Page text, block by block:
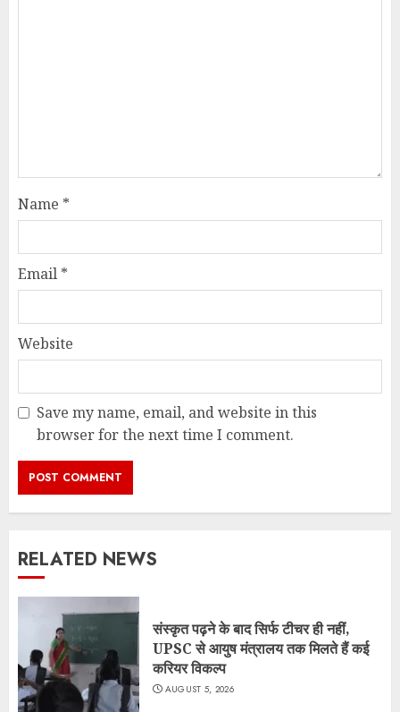
Name *
Email *
Website
Save my name, email, and website in this
browser for the next time I comment.
RELATED NEWS
संस्कृत पढ़ने के बाद सिर्फ टीचर ही नहीं,
UPSC से आयुष मंत्रालय तक मिलते हैं कई
करियर विकल्प
AUGUST 5, 2026